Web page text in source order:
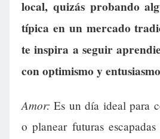
local, quizás probando
típica en un mercado
te inspira a seguir
con optimismo y
Amor: Es un día ideal para
o planear futuras